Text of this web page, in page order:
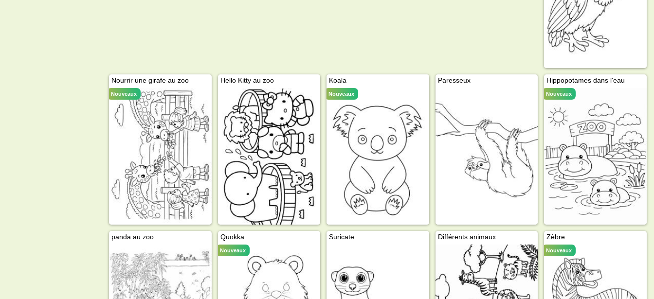
Nourrir une girafe au zoo
Nouveaux
Hello Kitty au zoo Koala
Nouveaux
Paresseux Hippopotames dans l'eau
Nouveaux
panda au zoo Quokka
Nouveaux
Suricate Différents animaux Zèbre
Nouveaux